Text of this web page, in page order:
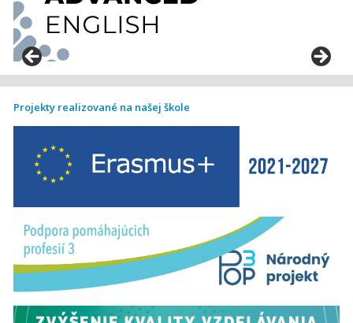
Projekty realizované na našej škole